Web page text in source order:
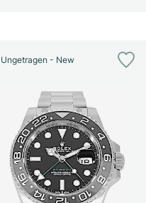
Ungetragen - New